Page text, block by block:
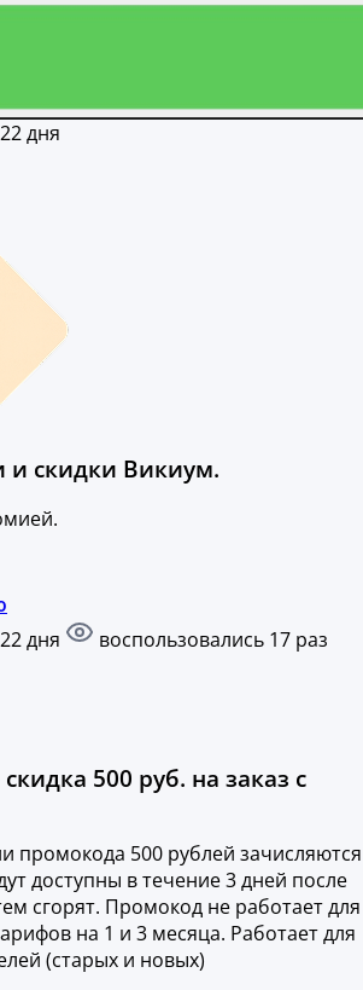
дня
и скидки Викиум.
дня
воспользовались 17 раз
500 руб. на заказ с
промокода 500 рублей зачисляются
доступны в течение 3 дней после
сгорят. Промокод не работает для
на 1 и 3 месяца. Работает для
(старых и новых)